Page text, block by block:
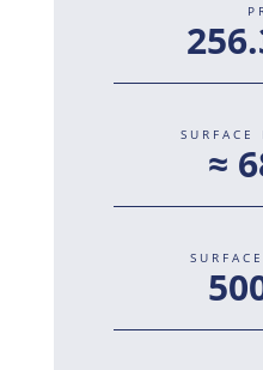
SURFACE
≈